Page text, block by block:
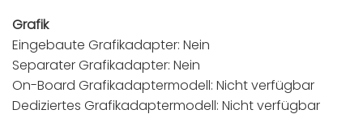
Grafik
Eingebaute Grafikadapter: Nein
Separater Grafikadapter: Nein
On-Board Grafikadaptermodell: Nicht verfügbar
Dediziertes Grafikadaptermodell: Nicht verfügbar